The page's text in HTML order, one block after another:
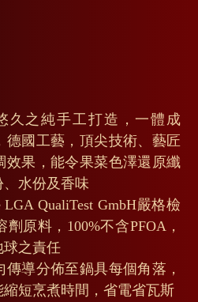
久之純手工打造，一體成
德國工藝，頂尖技術、藝匠
效果，能令果菜色澤還原纖
水份及香味
QualiTest GmbH嚴格檢
原料，100%不含PFOA，
之責任
導分佈至鍋具每個角落，
縮短烹煮時間，省電省瓦斯